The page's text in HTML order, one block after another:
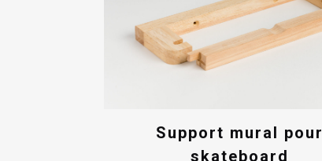
Support mural pour
skateboard